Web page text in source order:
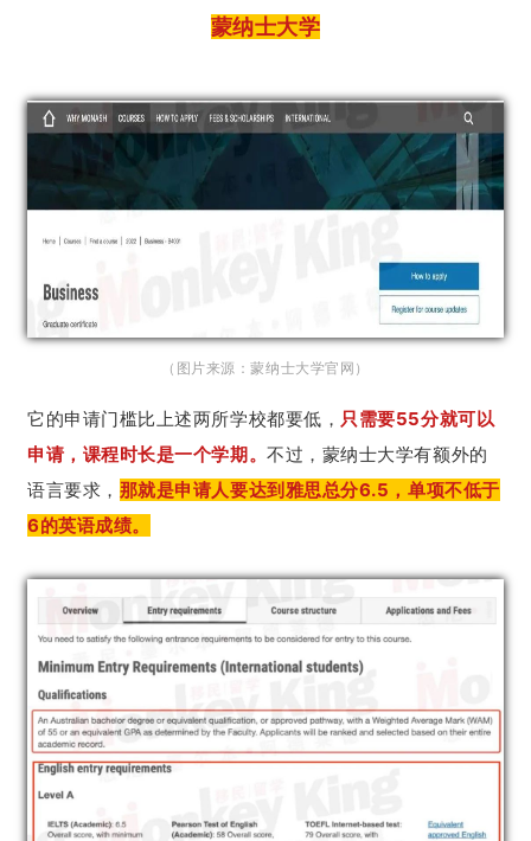
蒙纳士大学
（图片来源：蒙纳士大学官网）
它的申请门槛比上述两所学校都要低， 只需要55分就可以
申请，课程时长是一个学期。不过，蒙纳士大学有额外的
语言要求， 那就是申请人要达到雅思总分6.5，单项不低于
6的英语成绩。